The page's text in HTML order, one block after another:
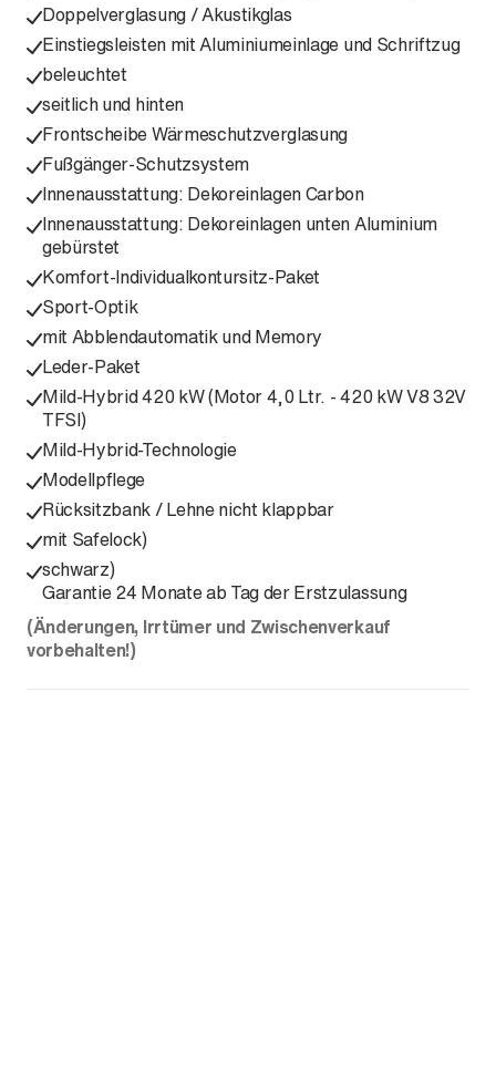
Doppelverglasung / Akustikglas
Einstiegsleisten mit Aluminiumeinlage und Schriftzug
beleuchtet
seitlich und hinten
Frontscheibe Wärmeschutzverglasung
Fußgänger-Schutzsystem
Innenausstattung: Dekoreinlagen Carbon
Innenausstattung: Dekoreinlagen unten Aluminium
gebürstet
Komfort-Individualkontursitz-Paket
Sport-Optik
mit Abblendautomatik und Memory
Leder-Paket
Mild-Hybrid 420 kW (Motor 4,0 Ltr. - 420 kW V8 32V
TFSI)
Mild-Hybrid-Technologie
Modellpflege
Rücksitzbank / Lehne nicht klappbar
mit Safelock)
schwarz)
Garantie 24 Monate ab Tag der Erstzulassung
(Änderungen, Irrtümer und Zwischenverkauf
vorbehalten!)